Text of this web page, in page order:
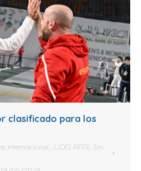
clasificado para los
, internacional, JJOO, RFEE, Sin